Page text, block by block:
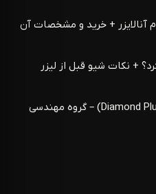
آنالایزر + خرید و مشخصات آن
+ نکات شیو قبل از لیزر
لیزر الکس دایود دایموند پلاس (Diamond Plus) – گروه مهندسی